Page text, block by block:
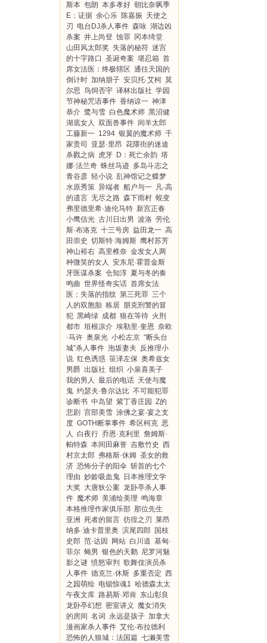
斯本 包朗 本多孝好 朝比奈飒季
E：证据 余心乐 陈嘉振 天使之
刃
电台DJ杀人事件 森咏 湖边凶
杀案 井上尚登 蚀罪 冈本绮堂
山田风太郎奖 失落的秘符 迷宫
的十字路口 圣诞奇案 堪忍箱 首
席女法医：终极辖区 通往天国的
倒计时 加纳朋子 安贝托·艾柯 莫
尔思 鸟饲否宇 译林出版社 学园
节神秘咒语事件 香纳谅一 神津
恭介 鹭与雪 白色魔术师 黑沼健
湖底女人 双面兽事件 间羊太郎
工藤新一 1294 银翼的魔术师 千
家贵司
亚瑟·里昂 花隈街的迷途
杀戮之病 虎牙 D：死亡余韵 塔
娜·法兰奇 蛛丝马迹 多岛斗志之
青谷彦 轻小说 乱神馆记之蝶梦
水原秀策 异端者 船户与一 凡·高
的遗言 无尽之路 森下雨村 蜕变
弗里德里希·迪伦马特 新宫正春
小鹰信光 古川日出男 波洛 劳伦
斯·布洛克 十三号房 益田龙一 高
田崇史 切斯特·海姆斯 鹰村苏芳
神山裕右 高里椎奈 金发女人两
种微笑的女人 安东尼·霍普金斯
牙医谋杀案 仓知淳 夏与冬的奏
鸣曲 世界怪奇实话 首席女法
医：失落的指纹 第三死罪 三个
人的双胞胎 栋居 朋克刑警的冒
犯 黑崎绿 成都 狼在等待 火刑
都市 垣根凉介 埃勒里·奎恩 奈欧
·马许 奥泉光 小松左京 “断头台
城”杀人事件 泡坂妻夫 反推理小
说 红色诱惑 笹泽左保 奥希兹女
男爵 出版社 组织 小泉喜美子
我的男人 最后的电话 天使与魔
鬼 约瑟夫·鲁尔达比 不可能犯罪
诊断书 中岛望 紫丁香庄园 Z的
悲剧 宫部美雪 涂佛之宴·宴之支
度 GOTH断掌事件 希区柯克 恶
人
白夜行 乔恩·克利里 詹姆斯·
帕特森 本间田麻誉 吉敷竹史 西
村京太郎 弗格斯·休姆 圣女的救
济 恐怖分子的阳伞 斩首的七个
理由 妙龄吸血鬼 日本推理文学
大奖 大唐狄公案 龙卧亭杀人事
件 魔术师 美浦绘美理 鸣海章
本格推理作家俱乐部 那位先生
亚洲 死者的留言 彷徨之刃 莱昂
纳多·迪卡普里奥 滨尾四郎 国枝
史郎 范·达因 网站 白川道 基甸·
菲尔 蝇男 银色的天鹅 尼罗河魅
影之谜 愤怒审判
歌舞伎演员杀
人事件 德克兰·休斯 多重否定 西
之园萌绘 电锯惊魂1 哈德森太太
午夜文库 路易斯·邓肯 东山彰良
龙卧亭幻想 密室讲义
魔女消失
的房间 名词 永远是孩子 加拿大
漫画家杀人事件 艾伦·布拉德利
恐怖的人狼城：法国篇 七濑美雪